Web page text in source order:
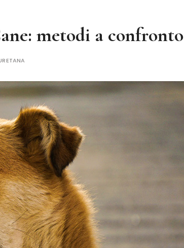
metodi a confronto